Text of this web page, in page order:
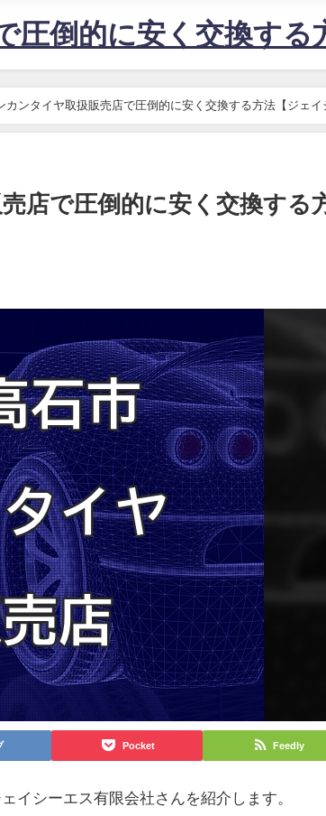
圧倒的に安く交換する
カンタイヤ取扱販売店で圧倒的に安く交換する方法【ジェイ
店で圧倒的に安く交換する
Pocket Feedly
イシーエス有限会社さんを紹介します。